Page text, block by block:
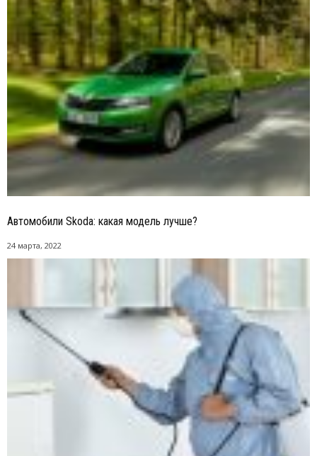
Автомобили Skoda: какая модель лучше?
24 марта, 2022